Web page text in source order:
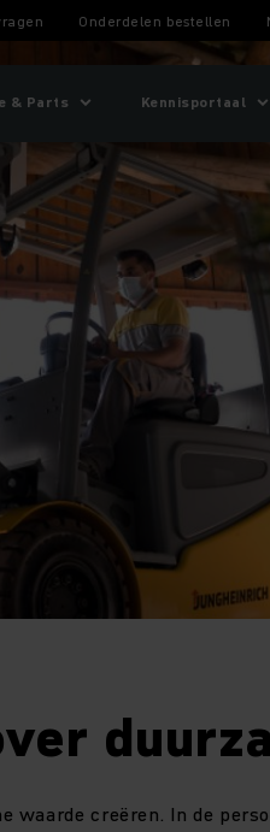
Onderdelen bestellen
& Parts Kennisportaal
creëren. In de